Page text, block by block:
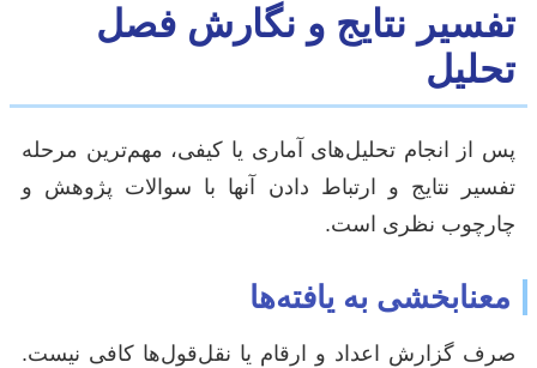
تفسیر نتایج و نگارش فصل
تحلیل
پس از انجام تحلیل‌های آماری یا کیفی، مهم‌ترین مرحله
تفسیر نتایج و ارتباط دادن آنها با سوالات پژوهش و
چارچوب نظری است.
معنابخشی به یافته‌ها
صرف گزارش اعداد و ارقام یا نقل‌قول‌ها کافی نیست.